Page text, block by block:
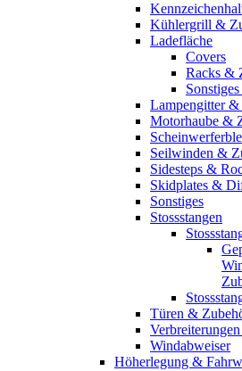
Kühlergrill &
Ladefläche
Covers
Racks &
Lampengitter &
Motorhaube &
Seilwinden &
Sidesteps &
Skidplates &
Sonstiges
Stossstangen
Türen &
Windabweiser
Höherlegung &